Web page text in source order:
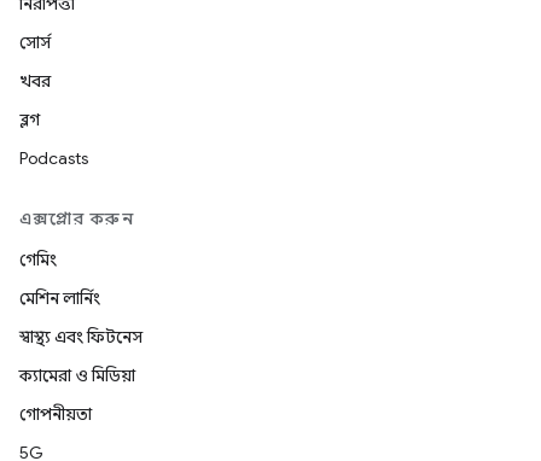
সোর্স
খবর
ব্লগ
Podcasts
এক্সপ্লোর করুন
গেমিং
মেশিন লার্নিং
স্বাস্থ্য এবং ফিটনেস
ক্যামেরা ও মিডিয়া
গোপনীয়তা
5G